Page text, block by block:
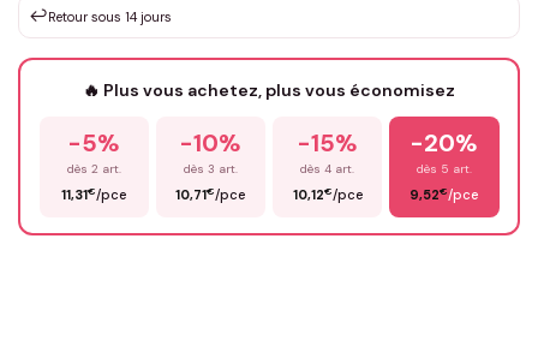
Votre texte / idée*
Prénom*
↩️Retour sous 14 jours
🔥 Plus vous achetez, plus vous économisez
-5%
dès 2 art.
11,31€/pce
-10%
dès 3 art.
10,71€/pce
-15%
dès 4 art.
10,12€/pce
-20%
dès 5 art.
9,52€/pce